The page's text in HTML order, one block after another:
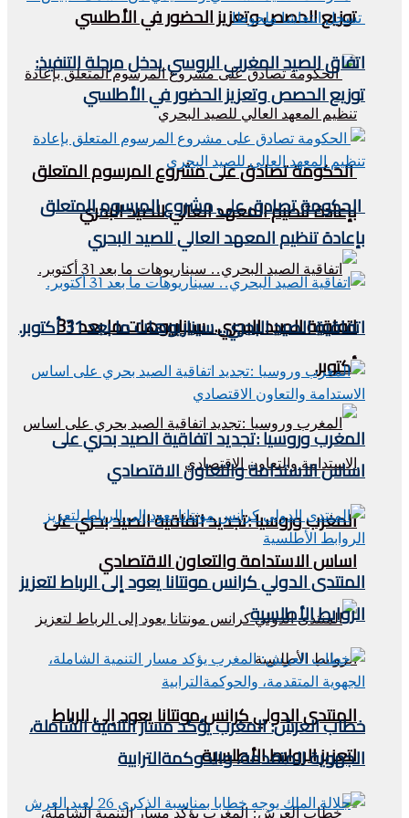
توزيع الحصص وتعزيز الحضور في الأطلسي
الحكومة تصادق على مشروع المرسوم المتعلق
بإعادة تنظيم المعهد العالي للصيد البحري
اتفاقية الصيد البحري.. سيناريوهات ما بعد 31
أكتوبر.
المغرب وروسيا :تجديد اتفاقية الصيد بحري على
اساس الاستدامة والتعاون الاقتصادي
المنتدى الدولي كرانس مونتانا يعود إلى الرباط
لتعزيز الروابط الأطلسية
اتفاق الصيد المغربي الروسي يدخل مرحلة التنفيذ:
توزيع الحصص وتعزيز الحضور في الأطلسي
الحكومة تصادق على مشروع المرسوم المتعلق
بإعادة تنظيم المعهد العالي للصيد البحري
اتفاقية الصيد البحري.. سيناريوهات ما بعد 31 أكتوبر.
المغرب وروسيا :تجديد اتفاقية الصيد بحري على
اساس الاستدامة والتعاون الاقتصادي
المنتدى الدولي كرانس مونتانا يعود إلى الرباط لتعزيز
الروابط الأطلسية
خطاب العرش: المغرب يؤكد مسار التنمية الشاملة،
الجهوية المتقدمة، والحوكمةالترابية